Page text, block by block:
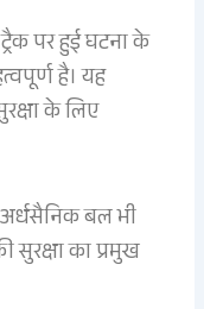
पर हुई घटना के
है। यह
के लिए
बल भी
का प्रमुख